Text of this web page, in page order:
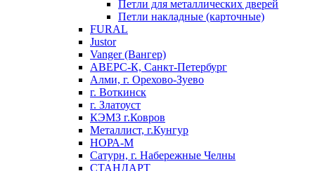
Петли для металлических дверей
Петли накладные (карточные)
FURAL
Justor
Vanger (Вангер)
АВЕРС-К, Санкт-Петербург
Алми, г. Орехово-Зуево
г. Воткинск
г. Златоуст
КЭМЗ г.Ковров
Металлист, г.Кунгур
НОРА-М
Сатурн, г. Набережные Челны
СТАНДАРТ